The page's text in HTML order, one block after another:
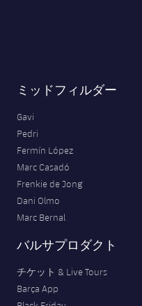
ミッドフィルダー
Gavi
Pedri
Fermín López
Marc Casadó
Frenkie de Jong
Dani Olmo
Marc Bernal
バルサプロダクト
チケット & Live Tours
Barça App